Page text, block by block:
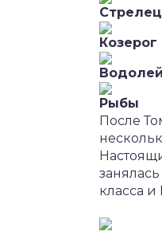
Стрелец
Козерог
Водолей
Рыбы
После
класса